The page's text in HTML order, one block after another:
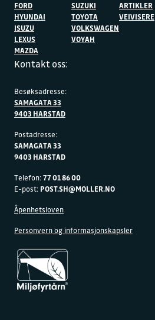
FORD
HYUNDAI
ISUZU
LEXUS
MAZDA
SUZUKI
TOYOTA
VOLKSWAGEN
VOYAH
ARTIKLER
VEIVISERE
Kontakt oss:
Besøksadresse:
SAMAGATA 33
9403 HARSTAD
Postadresse:
SAMAGATA 33
9403 HARSTAD
Telefon:77 01 86 00
E-post: POST.SH@MOLLER.NO
Åpenhetsloven
Personvern og informasjonskapsler